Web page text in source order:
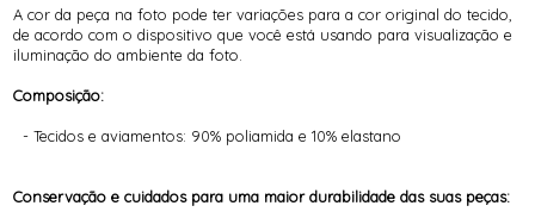
A cor da peça na foto pode ter variações para a cor original do tecido,
de acordo com o dispositivo que você está usando para visualização e
iluminação do ambiente da foto.
Composição:
- Tecidos e aviamentos: 90% poliamida e 10% elastano
Conservação e cuidados para uma maior durabilidade das suas peças: